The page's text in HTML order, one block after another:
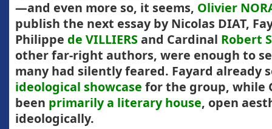
—and even more so, it seems, Olivier
publish the next essay by Nicolas DIAT,
Philippe de VILLIERS and Cardinal Robert
other far-right authors, were enough to
many had silently feared. Fayard already
ideological showcase for the group, while
been primarily a literary house, open
ideologically.